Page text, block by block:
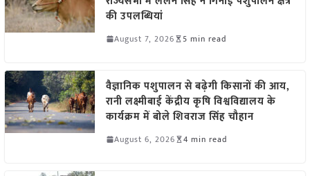
की उपलब्धियां
August 7, 2026 5 min read
वैज्ञानिक पशुपालन से बढ़ेगी किसानों की आय,
रानी लक्ष्मीबाई केंद्रीय कृषि विश्वविद्यालय के
कार्यक्रम में बोले शिवराज सिंह चौहान
August 6, 2026 4 min read